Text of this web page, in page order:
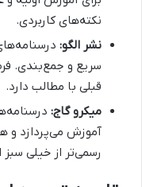
نکته‌های کاربردی.
نشر الگو:
سریع و جمع‌بندی.
قبلی با مطالب دارد.
میکرو گاج:
آموزش می‌پردازد و
رسمی‌تر از خیلی